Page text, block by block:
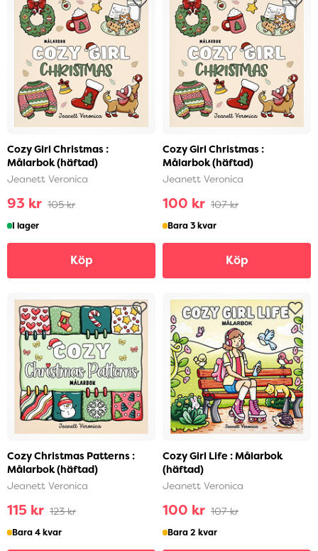
Cozy Girl Christmas :
Målarbok (häftad)
Jeanett Veronica
93 kr 105 kr
I lager
Köp
Cozy Girl Christmas :
Målarbok (häftad)
Jeanett Veronica
100 kr 107 kr
Bara 3 kvar
Köp
Cozy Christmas Patterns :
Målarbok (häftad)
Jeanett Veronica
115 kr 123 kr
Bara 4 kvar
Cozy Girl Life : Målarbok
(häftad)
Jeanett Veronica
100 kr 107 kr
Bara 2 kvar